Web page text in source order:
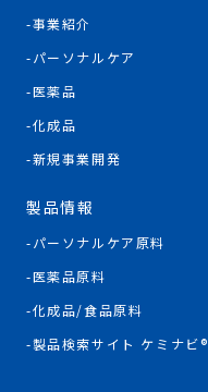
事業紹介
パーソナルケア
医薬品
化成品
新規事業開発
製品情報
パーソナルケア原料
医薬品原料
化成品/食品原料
製品検索サイト ケミナビ®